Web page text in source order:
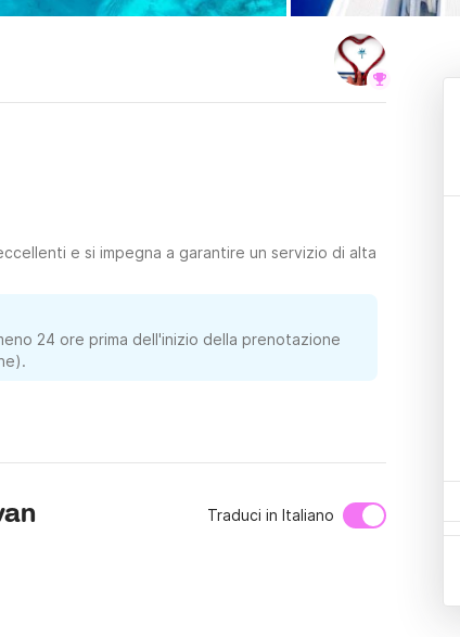
e si impegna a garantire un servizio di alta
24 ore prima dell'inizio della prenotazione
Traduci in Italiano